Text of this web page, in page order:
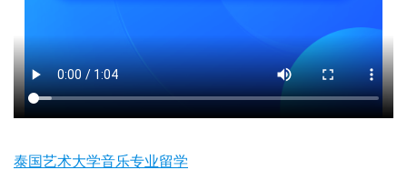
泰国艺术大学音乐专业留学